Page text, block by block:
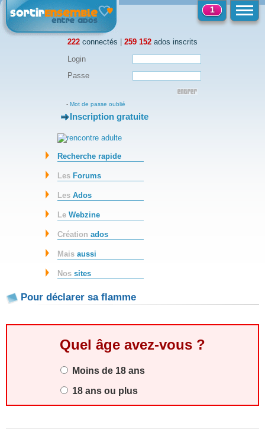
222 connectés | 259 152 ados inscrits
1
Login
Passe
- Mot de passe oublié
-Inscription gratuite
Recherche rapide
Les Forums
LesAdos
LeWebzine
Créationados
Maisaussi
Nossites
Pour déclarer sa flamme
Quel âge avez-vous ?
Moins de 18 ans
18 ans ou plus